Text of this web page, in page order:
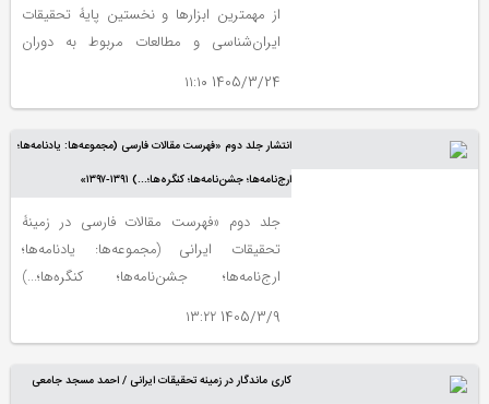
از مهمترین ابزارها و نخستین پایۀ تحقیقات
ایران‌‎شناسی و مطالعات مربوط به دوران
1405/3/24 ۱۱:۱۰
انتشار جلد دوم «فهرست مقالات فارسی (مجموعه‌ها: یادنامه‌ها؛
ارج‌نامه‌ها؛ جشن‌نامه‌ها؛ کنگره‌ها؛...) ۱۳۹۱-۱۳۹۷»
جلد دوم «فهرست مقالات فارسی در زمینۀ
تحقیقات ایرانی (مجموعه‌ها: یادنامه‌ها؛
ارج‌نامه‌ها؛ جشن‌نامه‌ها؛ کنگره‌ها؛...)
بزرگ اسلامی (مرکز پژوهش‌های ایرانی و
1405/3/9 ۱۳:۲۲
کاری ماندگار در زمینه تحقیقات ایرانی / احمد مسجد جامعی